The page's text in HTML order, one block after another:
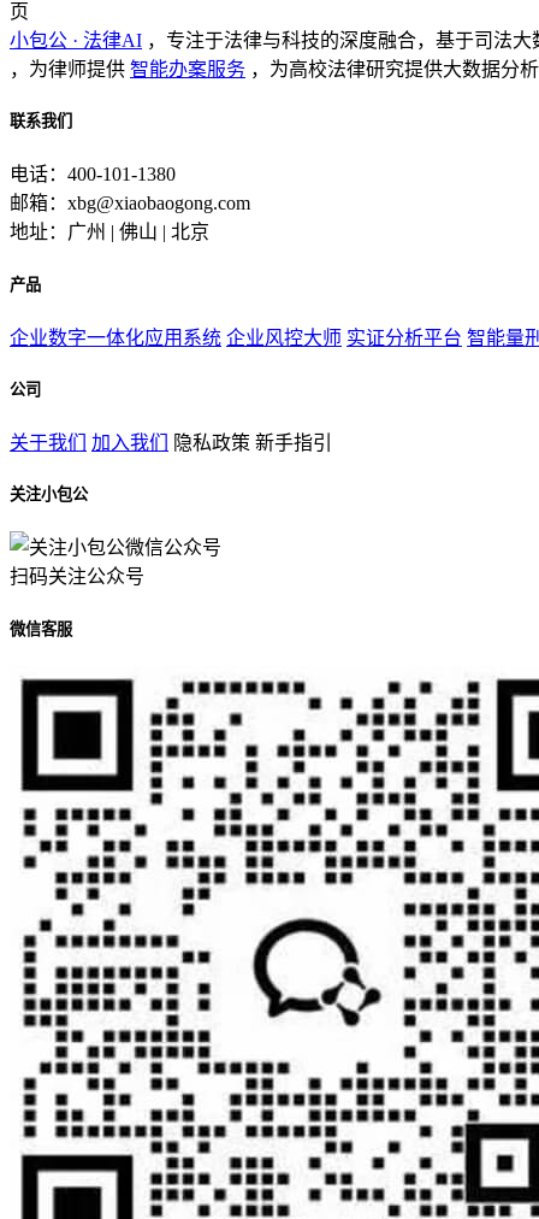
页
小包公 · 法律AI ，专注于法律与科技的深度融合，基于司法
，为律师提供 智能办案服务 ，为高校法律研究提供大数据分
联系我们
电话：400-101-1380
邮箱：xbg@xiaobaogong.com
地址：广州 | 佛山 | 北京
产品
企业数字一体化应用系统 企业风控大师 实证分析平台 智能量
公司
关于我们 加入我们 隐私政策 新手指引
关注小包公
扫码关注公众号
微信客服